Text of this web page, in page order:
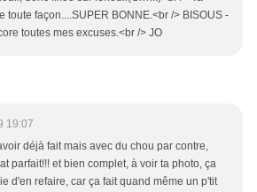
toute façon....SUPER BONNE.<br /> BISOUS -
toutes mes excuses.<br /> JO
19:07
déjà fait mais avec du chou par contre,
parfait!!! et bien complet, à voir ta photo, ça
d'en refaire, car ça fait quand même un p'tit